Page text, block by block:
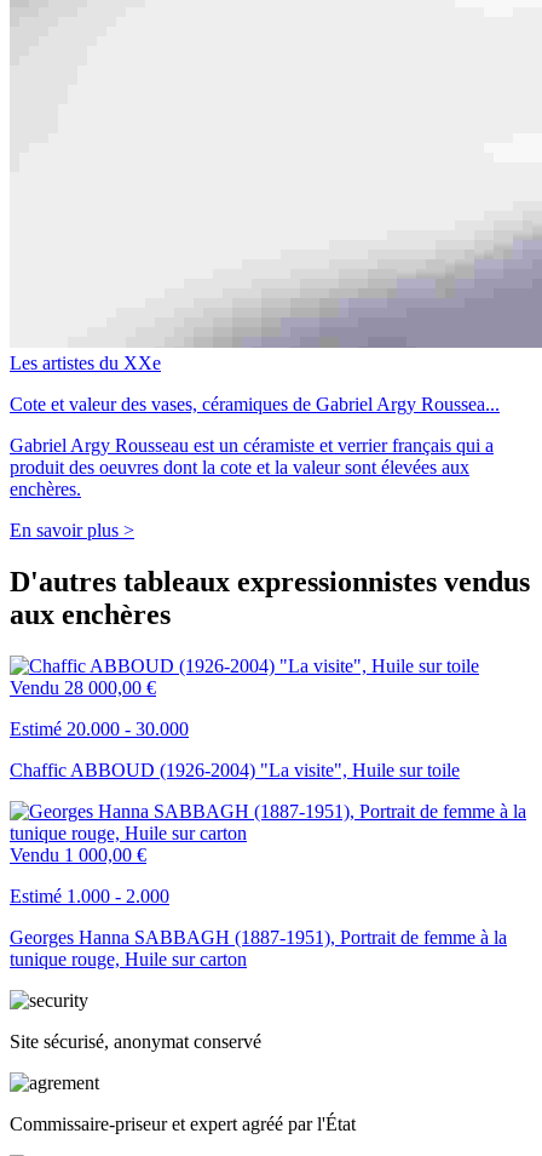
Les artistes du XXe
Cote et valeur des vases, céramiques de Gabriel Argy Roussea...
Gabriel Argy Rousseau est un céramiste et verrier français qui a
produit des oeuvres dont la cote et la valeur sont élevées aux
enchères.
En savoir plus >
D'autres tableaux expressionnistes vendus
aux enchères
Vendu 28 000,00 €
Estimé 20.000 - 30.000
Chaffic ABBOUD (1926-2004) "La visite", Huile sur toile
Vendu 1 000,00 €
Estimé 1.000 - 2.000
Georges Hanna SABBAGH (1887-1951), Portrait de femme à la
tunique rouge, Huile sur carton
Site sécurisé, anonymat conservé
Commissaire-priseur et expert agréé par l'État